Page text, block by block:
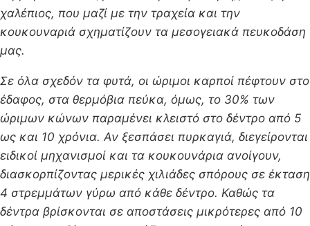
χαλέπιος, που µαζί µε την τραχεία και την
κουκουναριά σχηµατίζουν τα µεσογειακά πευκοδάση
µας.
Σε όλα σχεδόν τα φυτά, οι ώριµοι καρποί πέφτουν στο
έδαφος, στα θερµόβια πεύκα, όµως, το 30% των
ώριµων κώνων παραµένει κλειστό στο δέντρο από 5
ως και 10 χρόνια. Αν ξεσπάσει πυρκαγιά, διεγείρονται
ειδικοί µηχανισµοί και τα κουκουνάρια ανοίγουν,
διασκορπίζοντας µερικές χιλιάδες σπόρους σε έκταση
4 στρεµµάτων γύρω από κάθε δέντρο. Καθώς τα
δέντρα βρίσκονται σε αποστάσεις µικρότερες από 10